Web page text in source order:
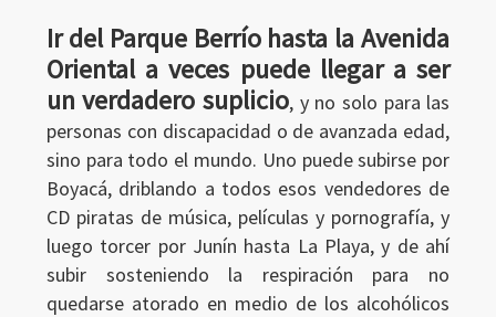
Ir del Parque Berrío hasta la Avenida
Oriental a veces puede llegar a ser
un verdadero suplicio, y no solo para las
personas con discapacidad o de avanzada edad,
sino para todo el mundo. Uno puede subirse por
Boyacá, driblando a todos esos vendedores de
CD piratas de música, películas y pornografía, y
luego torcer por Junín hasta La Playa, y de ahí
subir sosteniendo la respiración para no
quedarse atorado en medio de los alcohólicos